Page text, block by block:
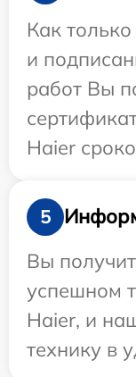
Как только
и
работ Вы
Haier
5
Вы
успешном
Haier, и
технику в